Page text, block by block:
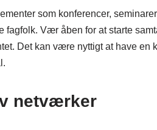
som konferencer,
fagfolk. Vær åben for at starte
Det kan være nyttigt at have
netværker